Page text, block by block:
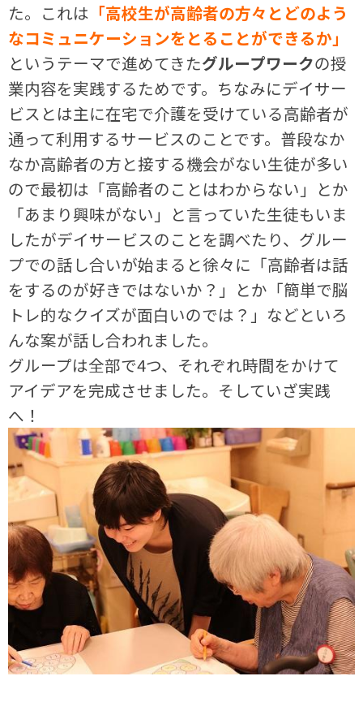
た。これは 「高校生が高齢者の方々とどのよう
なコミュニケーションをとることができるか」
というテーマで進めてきたグループワークの授
業内容を実践するためです。ちなみにデイサー
ビスとは主に在宅で介護を受けている高齢者が
通って利用するサービスのことです。普段なか
なか高齢者の方と接する機会がない生徒が多い
ので最初は「高齢者のことはわからない」とか
「あまり興味がない」と言っていた生徒もいま
したがデイサービスのことを調べたり、グルー
プでの話し合いが始まると徐々に「高齢者は話
をするのが好きではないか？」とか「簡単で脳
トレ的なクイズが面白いのでは？」などといろ
んな案が話し合われました。
グループは全部で4つ、それぞれ時間をかけて
アイデアを完成させました。そしていざ実践
へ！